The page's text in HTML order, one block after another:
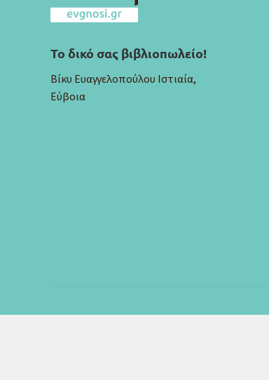
Το δικό σας βιβλιοπωλείο!
Βίκυ Ευαγγελοπούλου Ιστιαία,
Εύβοια